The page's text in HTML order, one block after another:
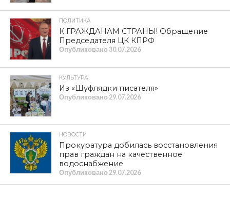
ПОЛИТИКА
К ГРАЖДАНАМ СТРАНЫ! Обращение
Председателя ЦК КПРФ
Опубликовано30.07.2026
КУЛЬТУРА
Из «Шуфлядки писателя»
Опубликовано 29.07.2026
НОВОСТИ
Прокуратура добилась восстановления
прав граждан на качественное
водоснабжение
Опубликовано 29.07.2026